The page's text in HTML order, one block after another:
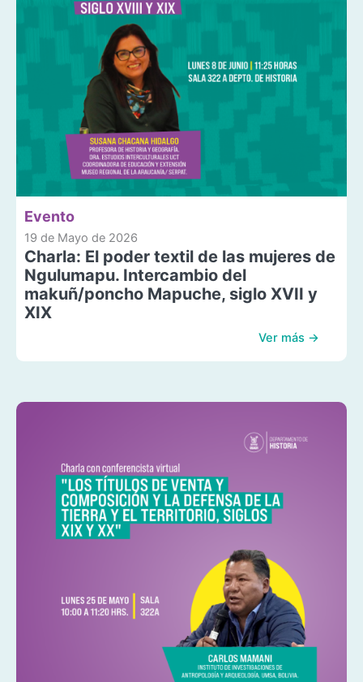
Evento
19 de Mayo de 2026
Charla: El poder textil de las mujeres de
Ngulumapu. Intercambio del
makuñ/poncho Mapuche, siglo XVII y
XIX
Ver más →